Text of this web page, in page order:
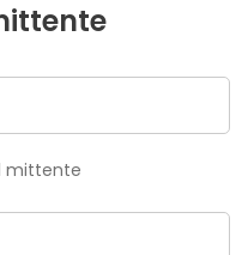
del mittente